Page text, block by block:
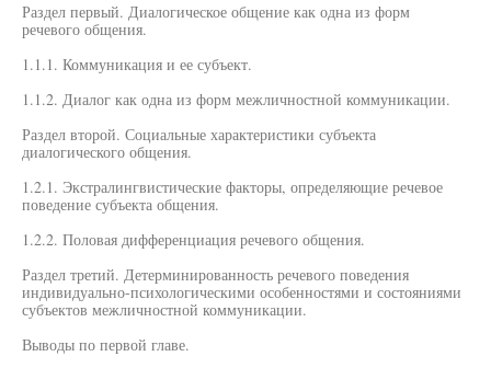
Раздел первый. Диалогическое общение как одна из форм
речевого общения.
1.1.1. Коммуникация и ее субъект.
1.1.2. Диалог как одна из форм межличностной коммуникации.
Раздел второй. Социальные характеристики субъекта
диалогического общения.
1.2.1. Экстралингвистические факторы, определяющие речевое
поведение субъекта общения.
1.2.2. Половая дифференциация речевого общения.
Раздел третий. Детерминированность речевого поведения
индивидуально-психологическими особенностями и состояниями
субъектов межличностной коммуникации.
Выводы по первой главе.